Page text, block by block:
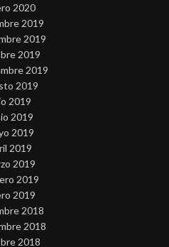
2020
2019
2019
2019
2019
2019
2019
2019
2019
2019
2019
2019
2019
2018
2018
2018